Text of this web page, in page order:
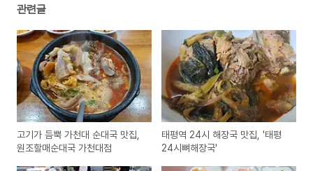
관련글
고기가 듬뿍 가천대 순대국 맛집,
원조할매순대국 가천대점
태평역 24시 해장국 맛집, '태평
24시뼈해장국'